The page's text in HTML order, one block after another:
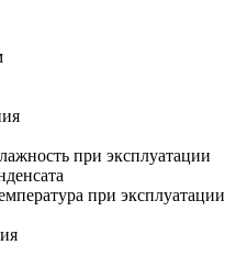
при эксплуатации
при эксплуатации